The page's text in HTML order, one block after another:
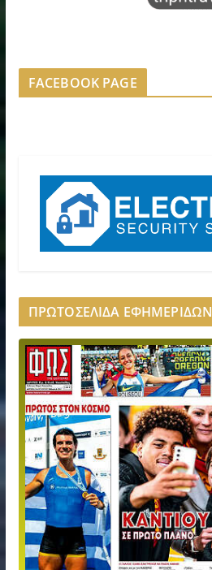
FACEBOOK PAGE
ΠΡΩΤΟΣΕΛΙΔΑ ΕΦΗΜΕΡΙΔΩΝ